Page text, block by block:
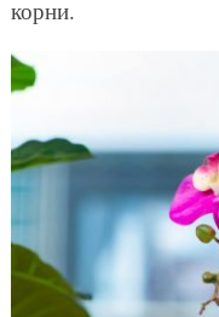
корни.